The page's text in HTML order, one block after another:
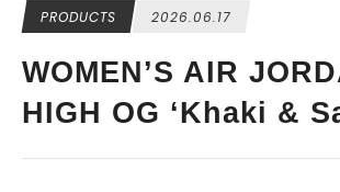
PRODUCTS 2026.06.17
WOMEN’S AIR
HIGH OG ‘Khaki &